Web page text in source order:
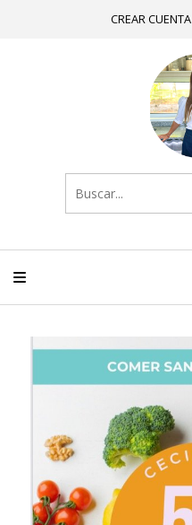
CREAR CUENTA